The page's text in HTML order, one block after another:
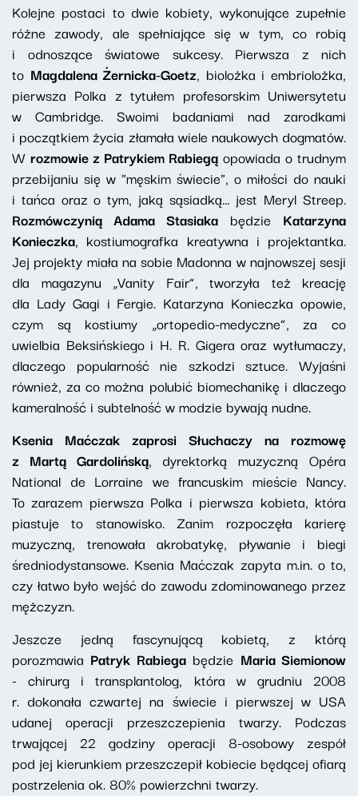
Kolejne postaci to dwie kobiety, wykonujące zupełnie
różne zawody, ale spełniające się w tym, co robią
i odnoszące światowe sukcesy. Pierwsza z nich
to Magdalena Żernicka-Goetz, biolożka i embriolożka,
pierwsza Polka z tytułem profesorskim Uniwersytetu
w Cambridge. Swoimi badaniami nad zarodkami
i początkiem życia złamała wiele naukowych dogmatów.
W rozmowie z Patrykiem Rabiegą opowiada o trudnym
przebijaniu się w "męskim świecie", o miłości do nauki
i tańca oraz o tym, jaką sąsiadką… jest Meryl Streep.
Rozmówczynią Adama Stasiaka będzie Katarzyna
Konieczka, kostiumografka kreatywna i projektantka.
Jej projekty miała na sobie Madonna w najnowszej sesji
dla magazynu „Vanity Fair”, tworzyła też kreację
dla Lady Gagi i Fergie. Katarzyna Konieczka opowie,
czym są kostiumy „ortopedio-medyczne”, za co
uwielbia Beksińskiego i H. R. Gigera oraz wytłumaczy,
dlaczego popularność nie szkodzi sztuce. Wyjaśni
również, za co można polubić biomechanikę i dlaczego
kameralność i subtelność w modzie bywają nudne.
Ksenia Maćczak zaprosi Słuchaczy na rozmowę
z Martą Gardolińską, dyrektorką muzyczną Opéra
National de Lorraine we francuskim mieście Nancy.
To zarazem pierwsza Polka i pierwsza kobieta, która
piastuje to stanowisko. Zanim rozpoczęła karierę
muzyczną, trenowała akrobatykę, pływanie i biegi
średniodystansowe. Ksenia Maćczak zapyta m.in. o to,
czy łatwo było wejść do zawodu zdominowanego przez
mężczyzn.
Jeszcze jedną fascynującą kobietą, z którą
porozmawia Patryk Rabiegabędzie Maria Siemionow
- chirurg i transplantolog, która w grudniu 2008
r. dokonała czwartej na świecie i pierwszej w USA
udanej operacji przeszczepienia twarzy. Podczas
trwającej 22 godziny operacji 8-osobowy zespół
pod jej kierunkiem przeszczepił kobiecie będącej ofiarą
postrzelenia ok. 80% powierzchni twarzy.